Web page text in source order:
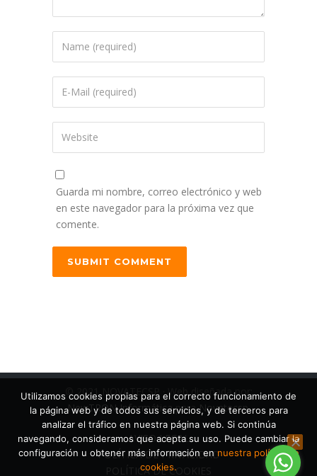
Guarda mi nombre, correo electrónico y web
en este navegador para la próxima vez que
comente.
© 2021 NOVATECSP · Web diseñada por:
NewTRON InformáticaparaNovatecsp.
AVISO LEGAL
POLÍTICA DE PRIVACIDAD
POLÍTICA DE COOKIES
Utilizamos cookies propias para el correcto funcionamiento de
la página web y de todos sus servicios, y de terceros para
analizar el tráfico en nuestra página web. Si continúa
navegando, consideramos que acepta su uso. Puede cambiar la
configuración u obtener más información en nuestra política de
cookies.